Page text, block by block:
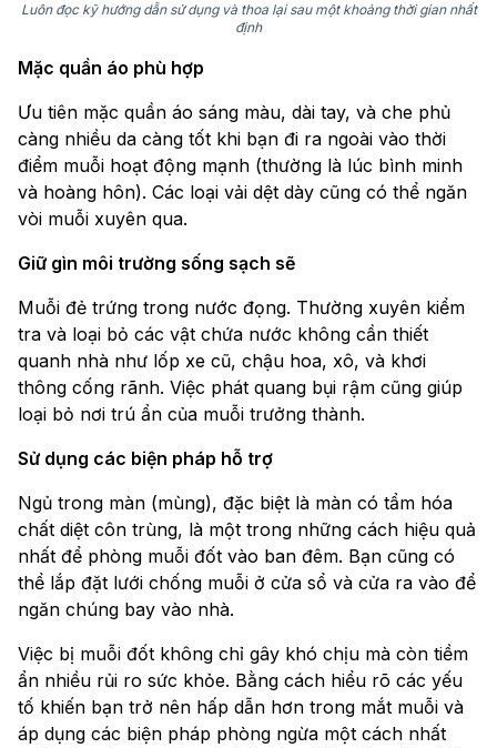
Luôn đọc kỹ hướng dẫn sử dụng và thoa lại sau một khoảng thời gian nhất
định
Mặc quần áo phù hợp
Ưu tiên mặc quần áo sáng màu, dài tay, và che phủ
càng nhiều da càng tốt khi bạn đi ra ngoài vào thời
điểm muỗi hoạt động mạnh (thường là lúc bình minh
và hoàng hôn). Các loại vải dệt dày cũng có thể ngăn
vòi muỗi xuyên qua.
Giữ gìn môi trường sống sạch sẽ
Muỗi đẻ trứng trong nước đọng. Thường xuyên kiểm
tra và loại bỏ các vật chứa nước không cần thiết
quanh nhà như lốp xe cũ, chậu hoa, xô, và khơi
thông cống rãnh. Việc phát quang bụi rậm cũng giúp
loại bỏ nơi trú ẩn của muỗi trưởng thành.
Sử dụng các biện pháp hỗ trợ
Ngủ trong màn (mùng), đặc biệt là màn có tẩm hóa
chất diệt côn trùng, là một trong những cách hiệu quả
nhất để phòng muỗi đốt vào ban đêm. Bạn cũng có
thể lắp đặt lưới chống muỗi ở cửa sổ và cửa ra vào để
ngăn chúng bay vào nhà.
Việc bị muỗi đốt không chỉ gây khó chịu mà còn tiềm
ẩn nhiều rủi ro sức khỏe. Bằng cách hiểu rõ các yếu
tố khiến bạn trở nên hấp dẫn hơn trong mắt muỗi và
áp dụng các biện pháp phòng ngừa một cách nhất